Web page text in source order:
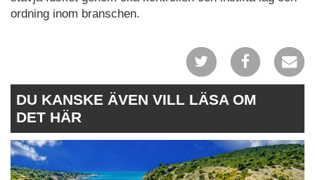
ordning inom branschen.
DU KANSKE ÄVEN VILL LÄSA OM
DET HÄR